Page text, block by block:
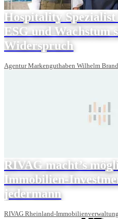
Hospitality
ESG und Wachstum
Widerspruch
Agentur Markenguthaben Wilhelm
RIVAG macht’s
Immobilien-
jedermann
RIVAG Rheinland-